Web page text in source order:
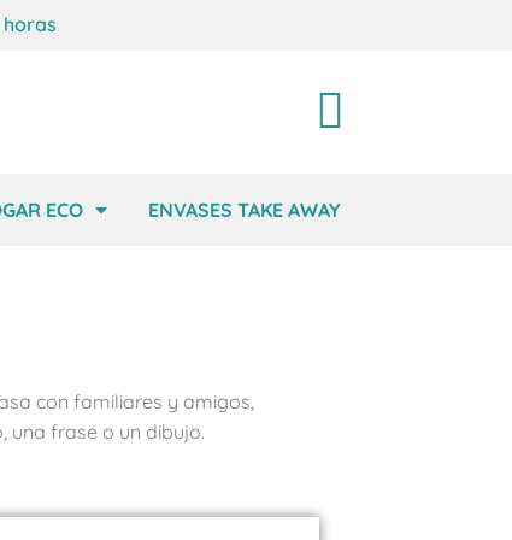
Carrito
ECO ENVASES TAKE AWAY
con familiares y amigos,
una frase o un dibujo.